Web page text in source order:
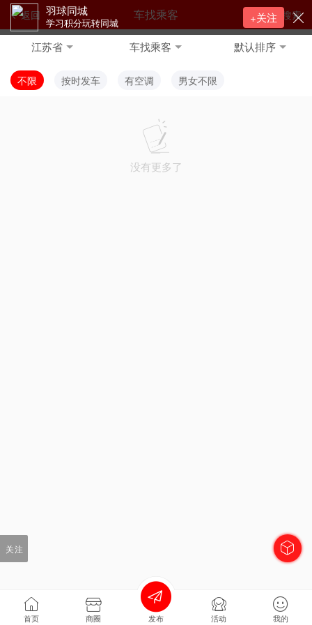
返回 搜索
车找乘客
江苏省 车找乘客 默认排序
不限 按时发车 有空调 男女不限
没有更多了
首页 商圈 发布 活动 我的
关注
羽球同城
学习积分玩转同城 +关注